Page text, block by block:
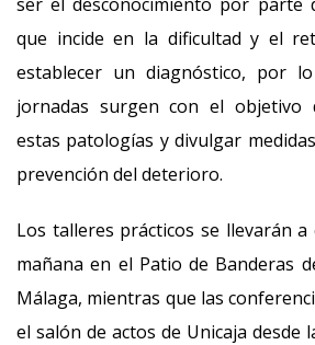
que incide en la dificultad y el
establecer un diagnóstico, por
jornadas surgen con el objetivo
estas patologías y divulgar
prevención del deterioro.
Los talleres prácticos se llevarán
mañana en el Patio de Banderas
Málaga, mientras que las
el salón de actos de Unicaja desde